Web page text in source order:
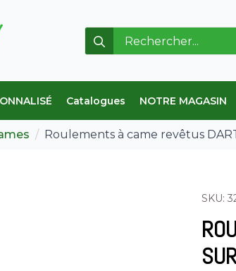
Recherche
de
Catalogues NOTRE MAGASIN
Roulements à came revêtus
SKU: